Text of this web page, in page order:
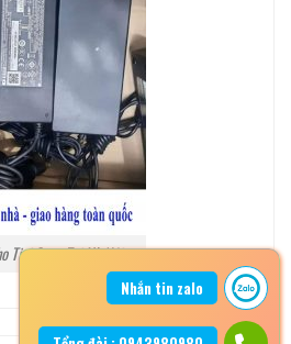
Tivi Sony Tại Hà Nội
Nhắn tin zalo